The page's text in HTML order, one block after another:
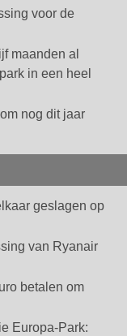
voor de
maanden al
in een heel
nog dit jaar
geslagen op
van Ryanair
betalen om
Europa-Park: